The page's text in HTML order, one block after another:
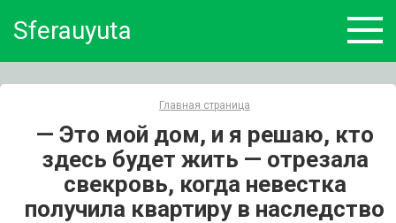
Sferauyuta
Главная страница
— Это мой дом, и я решаю, кто
здесь будет жить — отрезала
свекровь, когда невестка
получила квартиру в наследство